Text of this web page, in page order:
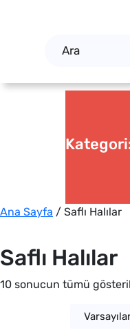
Ana Sayfa / Saflı Halılar
Saflı Halılar
10 sonucun tümü